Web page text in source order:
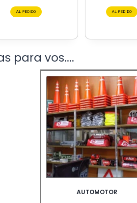
AL PEDIDO AL PEDIDO
para vos....
GUANTES DE CUERO